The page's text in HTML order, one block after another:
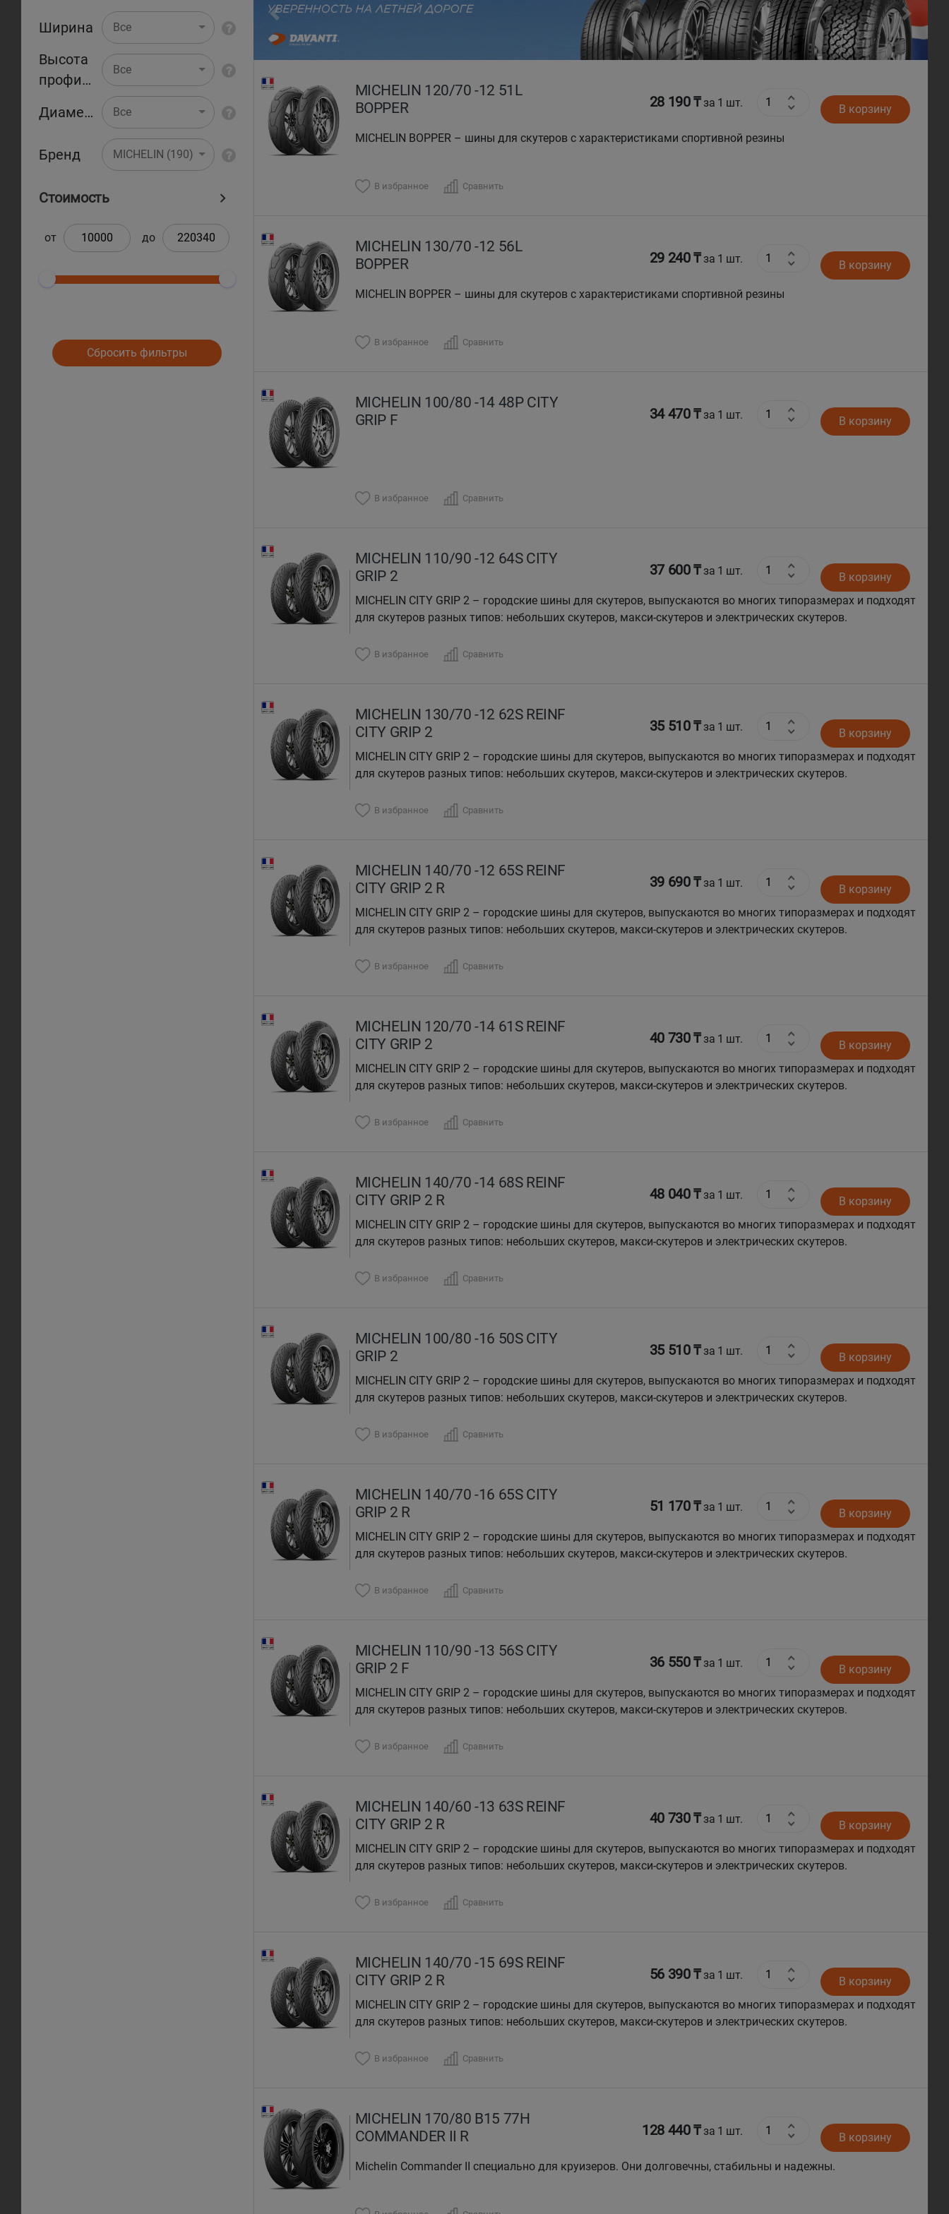
Ширина Все
Высота
профиля
Все
Диаметр Все
Бренд MICHELIN (190)
Стоимость
от до
Сбросить фильтры
Next
MICHELIN 120/70 -12 51L
BOPPER
28 190 ₸за 1 шт. В корзину
MICHELIN BOPPER – шины для скутеров с характеристиками спортивной резины
В избранное Сравнить
MICHELIN 130/70 -12 56L
BOPPER
29 240 ₸за 1 шт. В корзину
MICHELIN BOPPER – шины для скутеров с характеристиками спортивной резины
В избранное Сравнить
MICHELIN 100/80 -14 48P CITY
GRIP F
34 470 ₸за 1 шт. В корзину
В избранное Сравнить
MICHELIN 110/90 -12 64S CITY
GRIP 2
37 600 ₸за 1 шт.
В корзину
MICHELIN CITY GRIP 2 – городские шины для скутеров, выпускаются во многих типоразмерах и подходят
для скутеров разных типов: небольших скутеров, макси-скутеров и электрических скутеров.
В избранное Сравнить
MICHELIN 130/70 -12 62S REINF
CITY GRIP 2
35 510 ₸за 1 шт.
В корзину
MICHELIN CITY GRIP 2 – городские шины для скутеров, выпускаются во многих типоразмерах и подходят
для скутеров разных типов: небольших скутеров, макси-скутеров и электрических скутеров.
В избранное Сравнить
MICHELIN 140/70 -12 65S REINF
CITY GRIP 2 R
39 690 ₸за 1 шт.
В корзину
MICHELIN CITY GRIP 2 – городские шины для скутеров, выпускаются во многих типоразмерах и подходят
для скутеров разных типов: небольших скутеров, макси-скутеров и электрических скутеров.
В избранное Сравнить
MICHELIN 120/70 -14 61S REINF
CITY GRIP 2
40 730 ₸за 1 шт.
В корзину
MICHELIN CITY GRIP 2 – городские шины для скутеров, выпускаются во многих типоразмерах и подходят
для скутеров разных типов: небольших скутеров, макси-скутеров и электрических скутеров.
В избранное Сравнить
MICHELIN 140/70 -14 68S REINF
CITY GRIP 2 R
48 040 ₸за 1 шт.
В корзину
MICHELIN CITY GRIP 2 – городские шины для скутеров, выпускаются во многих типоразмерах и подходят
для скутеров разных типов: небольших скутеров, макси-скутеров и электрических скутеров.
В избранное Сравнить
MICHELIN 100/80 -16 50S CITY
GRIP 2
35 510 ₸за 1 шт.
В корзину
MICHELIN CITY GRIP 2 – городские шины для скутеров, выпускаются во многих типоразмерах и подходят
для скутеров разных типов: небольших скутеров, макси-скутеров и электрических скутеров.
В избранное Сравнить
MICHELIN 140/70 -16 65S CITY
GRIP 2 R
51 170 ₸за 1 шт.
В корзину
MICHELIN CITY GRIP 2 – городские шины для скутеров, выпускаются во многих типоразмерах и подходят
для скутеров разных типов: небольших скутеров, макси-скутеров и электрических скутеров.
В избранное Сравнить
MICHELIN 110/90 -13 56S CITY
GRIP 2 F
36 550 ₸за 1 шт.
В корзину
MICHELIN CITY GRIP 2 – городские шины для скутеров, выпускаются во многих типоразмерах и подходят
для скутеров разных типов: небольших скутеров, макси-скутеров и электрических скутеров.
В избранное Сравнить
MICHELIN 140/60 -13 63S REINF
CITY GRIP 2 R
40 730 ₸за 1 шт.
В корзину
MICHELIN CITY GRIP 2 – городские шины для скутеров, выпускаются во многих типоразмерах и подходят
для скутеров разных типов: небольших скутеров, макси-скутеров и электрических скутеров.
В избранное Сравнить
MICHELIN 140/70 -15 69S REINF
CITY GRIP 2 R
56 390 ₸за 1 шт.
В корзину
MICHELIN CITY GRIP 2 – городские шины для скутеров, выпускаются во многих типоразмерах и подходят
для скутеров разных типов: небольших скутеров, макси-скутеров и электрических скутеров.
В избранное Сравнить
MICHELIN 170/80 B15 77H
COMMANDER II R
128 440 ₸за 1 шт. В корзину
Michelin Commander II специально для круизеров. Они долговечны, стабильны и надежны.